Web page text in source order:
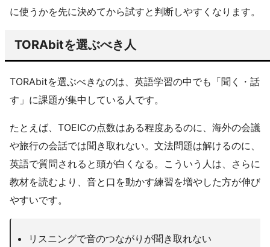
に使うかを先に決めてから試すと判断しやすくなります。
TORAbitを選ぶべき人
TORAbitを選ぶべきなのは、英語学習の中でも「聞く・話
す」に課題が集中している人です。
たとえば、TOEICの点数はある程度あるのに、海外の会議
や旅行の会話では聞き取れない。文法問題は解けるのに、
英語で質問されると頭が白くなる。こういう人は、さらに
教材を読むより、音と口を動かす練習を増やした方が伸び
やすいです。
リスニングで音のつながりが聞き取れない